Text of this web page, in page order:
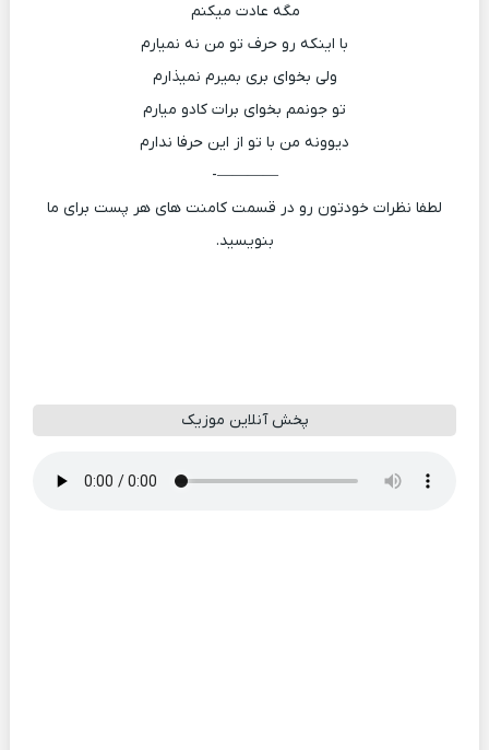
مگه عادت میکنم
با اینکه رو حرف تو من نه نمیارم
ولی بخوای بری بمیرم نمیذارم
تو جونمم بخوای برات کادو میارم
دیوونه من با تو از این حرفا ندارم
————-
لطفا نظرات خودتون رو در قسمت کامنت های هر پست برای ما
بنویسید.
پخش آنلاین موزیک